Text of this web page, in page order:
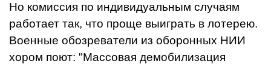
Но комиссия по индивидуальным случаям
работает так, что проще выиграть в лотерею.
Военные обозреватели из оборонных НИИ
хором поют: "Массовая демобилизация